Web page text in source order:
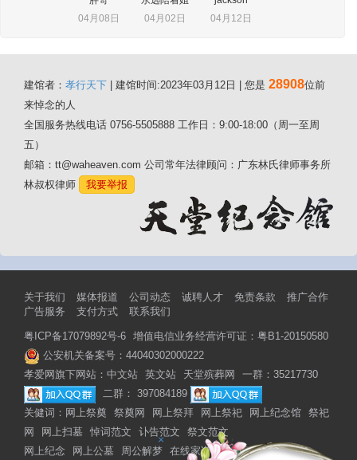
04月08日
04月02日
04月12日
建馆者： 孝行天下 | 建馆时间:2023年03月12日 | 您是 28908位前
来悼念的人
全国服务热线电话 0756-5505888 工作日：9:00-18:00（周一至周
五）
邮箱：tt@waheaven.com 公司常年法律顾问：广东林氏律师事务所
林叔权律师
我要举报
关于我们 媒体报道 公司动态 诚聘人才 免责条款
推广合作
广告服务
支付方式 联系我们
粤ICP备17079892号-6 增值电信业务经营许可证：粤B1-20150580
公安机关备案号：44040302000222
孝爱网旗下网站： 中文站 英文站 天堂殡葬网
一群：35217730
二群： 397084189
关健词： 网上祭奠 祭奠网 网上祭拜 网上祭祀 网上纪念馆 祭祀
网
网上扫墓 悼词范文 讣告范文
祭文范文
网上纪念
网上公墓 周公解梦 在线家谱 网上家谱
×